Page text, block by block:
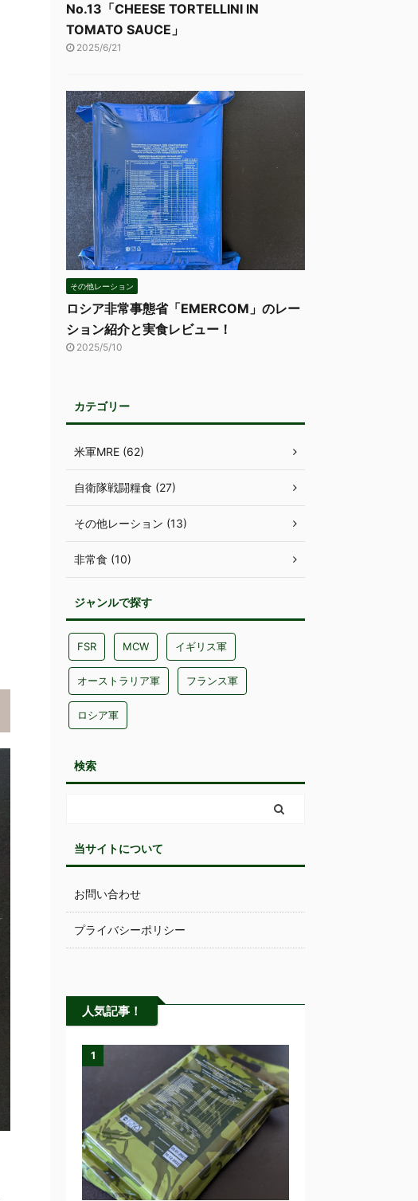
No.13「CHEESE TORTELLINI IN
TOMATO SAUCE」
2025/6/21
その他レーション
ロシア非常事態省「EMERCOM」のレー
ション紹介と実食レビュー！
2025/5/10
カテゴリー
米軍MRE (62)
自衛隊戦闘糧食 (27)
その他レーション (13)
非常食 (10)
ジャンルで探す
FSR MCW イギリス軍
オーストラリア軍 フランス軍
ロシア軍
検索
当サイトについて
お問い合わせ
プライバシーポリシー
人気記事！
1